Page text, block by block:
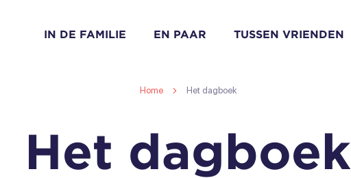
IN DE FAMILIE EN PAAR TUSSEN VRIENDEN
Home Het dagboek
Het dagboek